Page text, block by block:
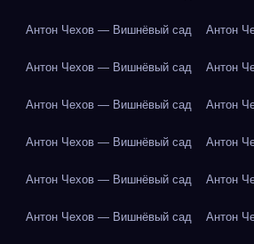
Антон Чехов — Вишнёвый сад Антон
Антон Чехов — Вишнёвый сад Антон
Антон Чехов — Вишнёвый сад Антон
Антон Чехов — Вишнёвый сад Антон
Антон Чехов — Вишнёвый сад Антон
Антон Чехов — Вишнёвый сад Антон